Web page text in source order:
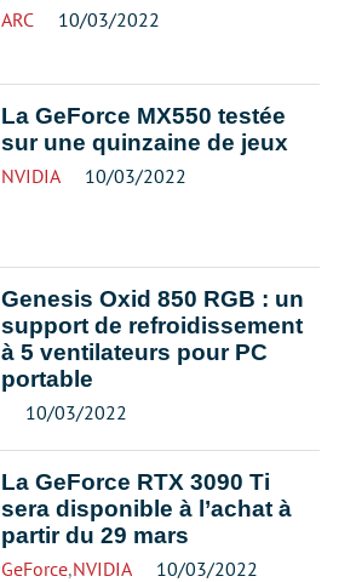
ARC 10/03/2022
La GeForce MX550 testée
sur une quinzaine de jeux
NVIDIA 10/03/2022
Genesis Oxid 850 RGB : un
support de refroidissement
à 5 ventilateurs pour PC
portable
10/03/2022
La GeForce RTX 3090 Ti
sera disponible à l’achat à
partir du 29 mars
GeForce,NVIDIA 10/03/2022